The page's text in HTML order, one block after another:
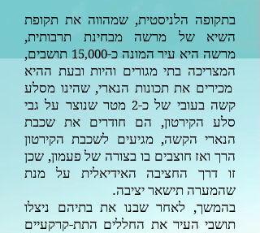
בתקופה הלניסטית, שמהווה את תקופת
השיא של מרשה מבחינת תרבותית,
מרשה היא עיר המונה כ-15,000 תושבים,
המצריכה בתי מגורים והיות ובעת ההיא
מכירים את תכונות הנארי, שהינו מסלע
קשה בעובי של כ-2מטר שנוצר על גבי
סלע הקירטון, הם חודרים את שכבת
הנארי הקשה, מגיעים לשכבת הקירטון
הרך ואז חוצבים בו בצורה של פעמון, שכן
זו דרך החציבה האידיאלית על מנת
שהמערה תישאר יציבה.
בהמשך, לאחר שבנו את בתיהם ניצלו
תושבי העיר את החללים התת-קרקעיים